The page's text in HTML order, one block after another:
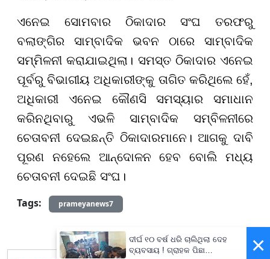
ଏନେଇ ସୋମବାର ଠିକାଦାର ସଂଘ ତରଫରୁ
ବଲାଙ୍ଗିର ସାମ୍ବାଦିକ ଭବନ ଠାରେ ସାମ୍ବାଦିକ
ସମ୍ମିଳନୀ କରାଯାଇଥିଲା। ସମସ୍ତ ଠିକାଦାର ଏନେଇ
ପୂର୍ବରୁ ବିଭାଗୀୟ ଅଧିକାରୀଙ୍କୁ ତାଗିତ କରିଥିଲେ ହେଁ,
ଅଧିକାରୀ ଏନେଇ କୌଣସି ସମସ୍ୟାର ସମାଧାନ
କରିନଥିବାରୁ ଏଭଳି ସାମ୍ବାଦିକ ସମ୍ବିଳନୀରେ
ଚେତାବନୀ ଦେଇଛନ୍ତି ଠିକାଦାରମାନେ। ଆଗକୁ ଦାବି
ପୂରଣ ନହେଲେ ଆନ୍ଦୋଳନ ହେବ ବୋଲି ମଧ୍ୟ
ଚେତାବନୀ ଦେଇଛି ସଂଘ।
Tags:
prameyanews7
×
ଦୀର୍ଘ ୧୦ ବର୍ଷ ଧରି ଚାଲିଥିଲା ଦେହ
ବ୍ୟବସାୟ ! ଗ୍ରାହକ ପିଛା